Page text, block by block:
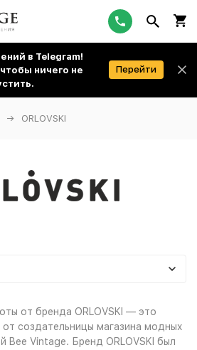
в Telegram!
ничего не
Перейти
ORLOVSKI
от бренда ORLOVSKI — это
от создательницы магазина модных
Bee Vintage. Бренд ORLOVSKI был